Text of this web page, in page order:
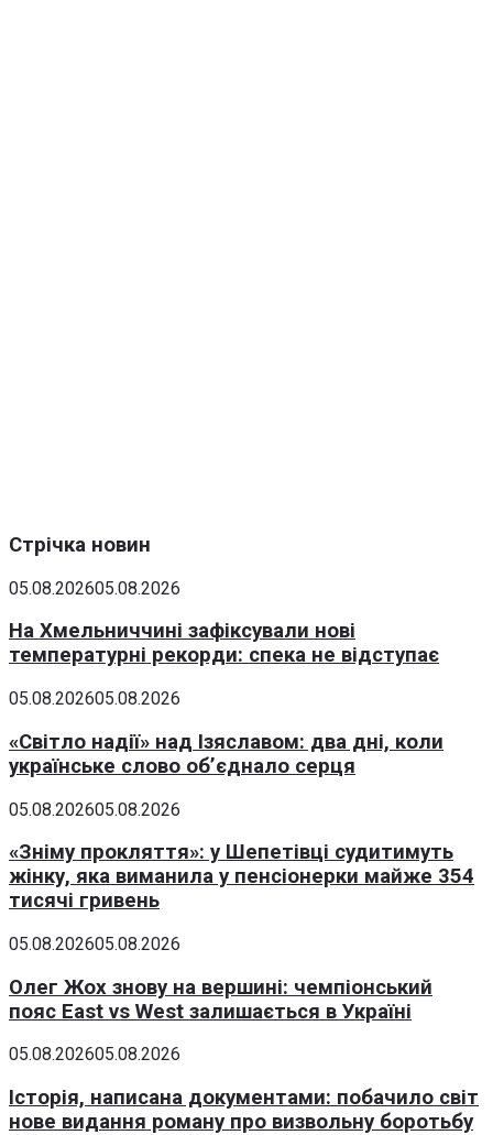
Стрічка новин
05.08.202605.08.2026
На Хмельниччині зафіксували нові
температурні рекорди: спека не відступає
05.08.202605.08.2026
«Світло надії» над Ізяславом: два дні, коли
українське слово об’єднало серця
05.08.202605.08.2026
«Зніму прокляття»: у Шепетівці судитимуть
жінку, яка виманила у пенсіонерки майже 354
тисячі гривень
05.08.202605.08.2026
Олег Жох знову на вершині: чемпіонський
пояс East vs West залишається в Україні
05.08.202605.08.2026
Історія, написана документами: побачило світ
нове видання роману про визвольну боротьбу